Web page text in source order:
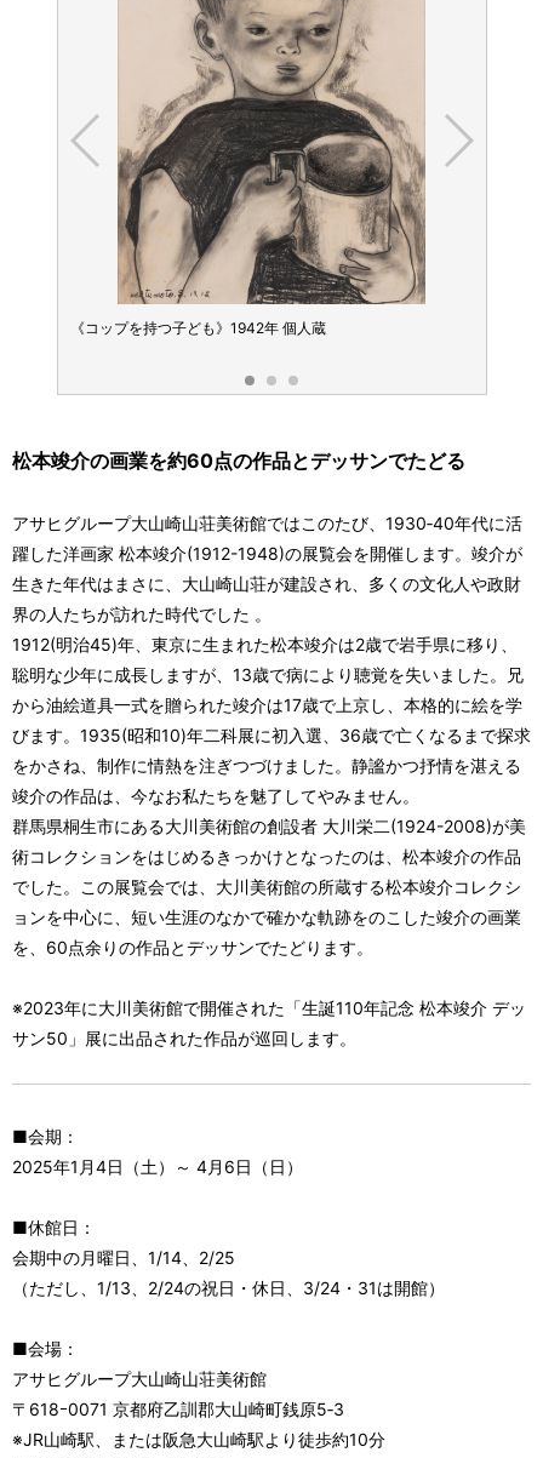
《コップを持つ子ども》1942年 個人蔵
松本竣介の画業を約60点の作品とデッサンでたどる
アサヒグループ大山崎山荘美術館ではこのたび、1930‐40年代に活
躍した洋画家 松本竣介(1912-1948)の展覧会を開催します。竣介が
生きた年代はまさに、大山崎山荘が建設され、多くの文化人や政財
界の人たちが訪れた時代でした 。
1912(明治45)年、東京に生まれた松本竣介は2歳で岩手県に移り、
聡明な少年に成長しますが、13歳で病により聴覚を失いました。兄
から油絵道具一式を贈られた竣介は17歳で上京し、本格的に絵を学
びます。1935(昭和10)年二科展に初入選、36歳で亡くなるまで探求
をかさね、制作に情熱を注ぎつづけました。静謐かつ抒情を湛える
竣介の作品は、今なお私たちを魅了してやみません。
群馬県桐生市にある大川美術館の創設者 大川栄二(1924-2008)が美
術コレクションをはじめるきっかけとなったのは、松本竣介の作品
でした。この展覧会では、大川美術館の所蔵する松本竣介コレクシ
ョンを中心に、短い生涯のなかで確かな軌跡をのこした竣介の画業
を、60点余りの作品とデッサンでたどります。
※2023年に大川美術館で開催された「生誕110年記念 松本竣介 デッ
サン50」展に出品された作品が巡回します。
■会期：
2025年1月4日（土）～ 4月6日（日）
■休館日：
会期中の月曜日、1/14、2/25
（ただし、1/13、2/24の祝日・休日、3/24・31は開館）
■会場：
アサヒグループ大山崎山荘美術館
〒618ｰ0071 京都府乙訓郡大山崎町銭原5‐3
※JR山崎駅、または阪急大山崎駅より徒歩約10分